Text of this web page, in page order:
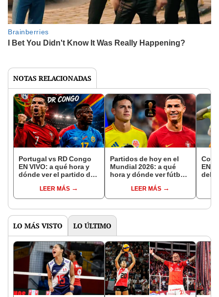
NOTAS RELACIONADAS
Portugal vs RD Congo
EN VIVO: a qué hora y
dónde ver el partido de
en el Mundial 2026
LEER MÁS
Partidos de hoy en el
Mundial 2026: a qué
hora y dónde ver fútbol
LEER MÁS
EN
del
LO MÁS VISTO LO ÚLTIMO